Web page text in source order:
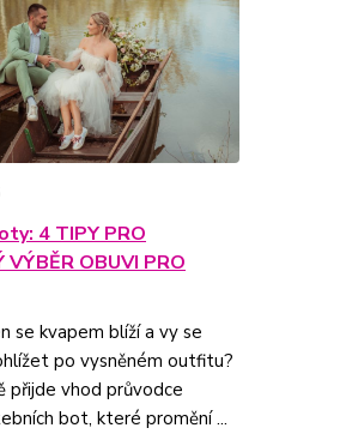
4 TIPY PRO
VÝBĚR OBUVI PRO
se kvapem blíží a vy se
po vysněném outfitu?
přijde vhod průvodce
bot, které promění ...